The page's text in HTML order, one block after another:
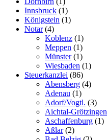
Innsbruck (1)
Königstein (1)
Notar(4)
Koblenz (1)
Meppen (1)
Münster(1)
Wiesbaden (1)
Steuerkanzlei (86)
Abensberg (4)
Adenau (1)
Adorf/Vogtl. (3)
Aichtal-Grötzingen
Aschaffenburg (1)
Aßlar(2)